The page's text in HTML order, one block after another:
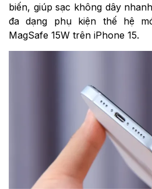
biến, giúp sạc không dây
đa dạng phụ kiện thế hệ
MagSafe 15W trên iPhone 15.